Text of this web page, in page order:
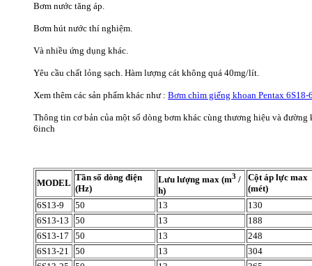
Bơm nước tăng áp.
Bơm hút nước thí nghiệm.
Và nhiều ứng dụng khác.
Yêu cầu chất lỏng sạch. Hàm lượng cát không quá 40mg/lít.
Xem thêm các sản phẩm khác như : Bơm chìm giếng khoan Pentax 6S18-
Thông tin cơ bản của một số dòng bơm khác cùng thương hiệu và đường
6inch
MODEL
Tần số dòng điện
(Hz)
Lưu lượng max (m3 /
h)
Cột áp lực max
(mét)
6S13-9
50 13
130
6S13-13
50 13
188
6S13-17
50 13
248
6S13-21
50 13
304